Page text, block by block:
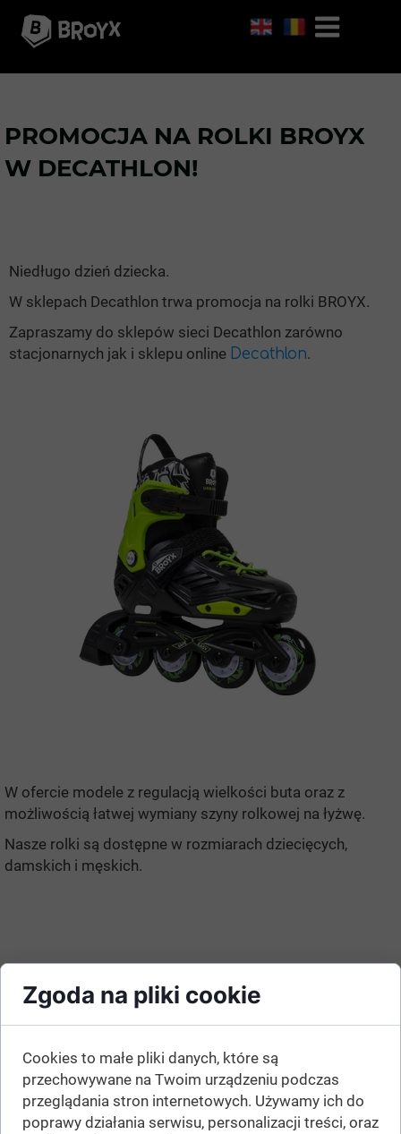
W ofercie modele z regulacją wielkości buta oraz z
możliwością łatwej wymiany szyny rolkowej na łyżwę.
Nasze rolki są dostępne w rozmiarach dziecięcych,
damskich i męskich.
PROMOCJA NA ROLKI BROYX
W DECATHLON!
Niedługo dzień dziecka.
W sklepach Decathlon trwa promocja na rolki BROYX.
Zapraszamy do sklepów sieci Decathlon zarówno
stacjonarnych jak i sklepu online Decathlon.
Zgoda na pliki cookie
Cookies to małe pliki danych, które są
przechowywane na Twoim urządzeniu podczas
przeglądania stron internetowych. Używamy ich do
poprawy działania serwisu, personalizacji treści, oraz